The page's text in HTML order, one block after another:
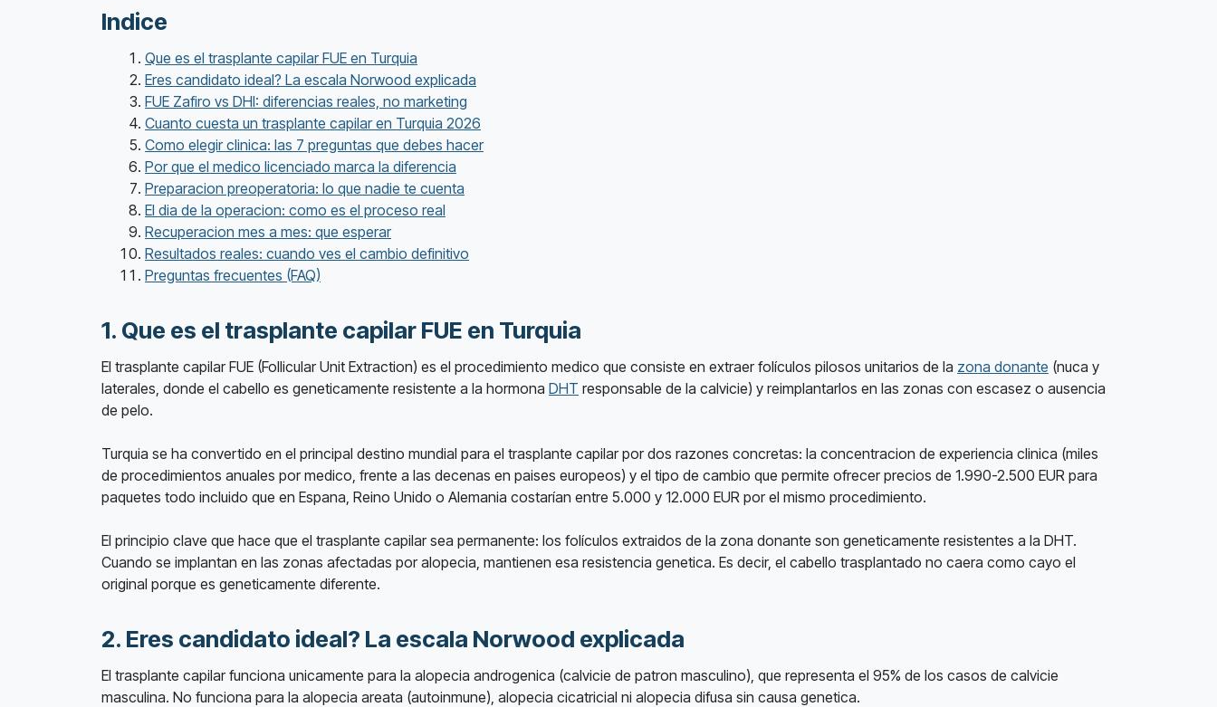
Indice
Que es el trasplante capilar FUE en Turquia
Eres candidato ideal? La escala Norwood explicada
FUE Zafiro vs DHI: diferencias reales, no marketing
Cuanto cuesta un trasplante capilar en Turquia 2026
Como elegir clinica: las 7 preguntas que debes hacer
Por que el medico licenciado marca la diferencia
Preparacion preoperatoria: lo que nadie te cuenta
El dia de la operacion: como es el proceso real
Recuperacion mes a mes: que esperar
Resultados reales: cuando ves el cambio definitivo
Preguntas frecuentes (FAQ)
1. Que es el trasplante capilar FUE en Turquia
El trasplante capilar FUE (Follicular Unit Extraction) es el procedimiento medico que consiste en extraer folículos pilosos unitarios de la zona donante (nuca y
laterales, donde el cabello es geneticamente resistente a la hormona DHT responsable de la calvicie) y reimplantarlos en las zonas con escasez o ausencia
de pelo.
Turquia se ha convertido en el principal destino mundial para el trasplante capilar por dos razones concretas: la concentracion de experiencia clinica (miles
de procedimientos anuales por medico, frente a las decenas en paises europeos) y el tipo de cambio que permite ofrecer precios de 1.990-2.500 EUR para
paquetes todo incluido que en Espana, Reino Unido o Alemania costarían entre 5.000 y 12.000 EUR por el mismo procedimiento.
El principio clave que hace que el trasplante capilar sea permanente: los folículos extraidos de la zona donante son geneticamente resistentes a la DHT.
Cuando se implantan en las zonas afectadas por alopecia, mantienen esa resistencia genetica. Es decir, el cabello trasplantado no caera como cayo el
original porque es geneticamente diferente.
2. Eres candidato ideal? La escala Norwood explicada
El trasplante capilar funciona unicamente para la alopecia androgenica (calvicie de patron masculino), que representa el 95% de los casos de calvicie
masculina. No funciona para la alopecia areata (autoinmune), alopecia cicatricial ni alopecia difusa sin causa genetica.